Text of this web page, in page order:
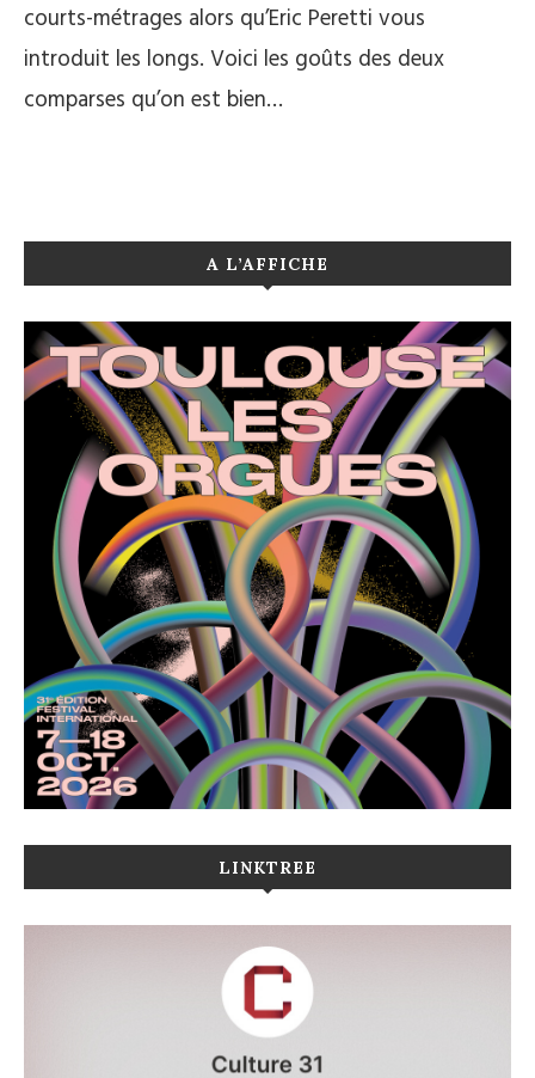
courts-métrages alors qu’Eric Peretti vous
introduit les longs. Voici les goûts des deux
comparses qu’on est bien…
A L’AFFICHE
LINKTREE